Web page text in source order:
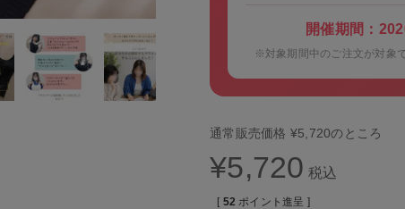
開催期間：
※対象期間中のご注文が対象
通常販売価格 ¥5,720のところ
¥5,720 税込
[ 52 ポイント進呈 ]